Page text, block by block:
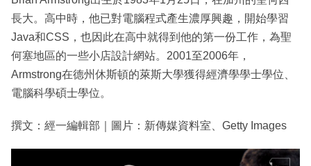
長大。高中時，他已對電腦程式產生濃厚興趣，開始學習
Java和CSS，也因此在高中就得到他的第一份工作，為聖
何塞地區的一些小店設計網站。2001至2006年，
Armstrong在德州休斯頓的萊斯大學獲得經濟學學士學位、
電腦科學碩士學位。
撰文：經一編輯部｜圖片：新傳媒資料室、Getty Images